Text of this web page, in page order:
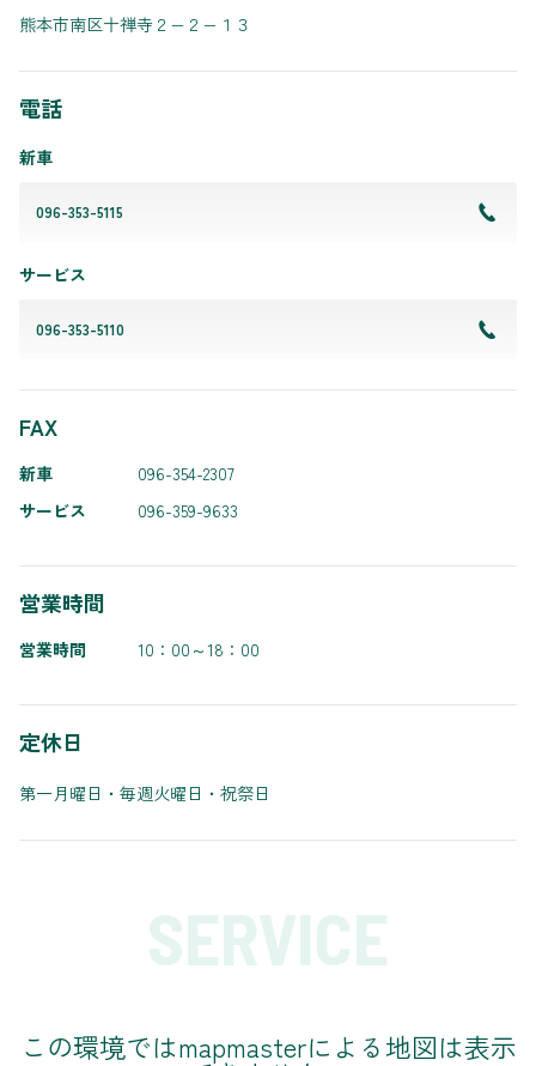
熊本市南区十禅寺２−２−１３
電話
新車
096-353-5115
サービス
096-353-5110
FAX
新車
096-354-2307
サービス
096-359-9633
営業時間
営業時間 10：00～18：00
定休日
第一月曜日・毎週火曜日・祝祭日
SERVICE
この環境ではmapmasterによる地図は表示